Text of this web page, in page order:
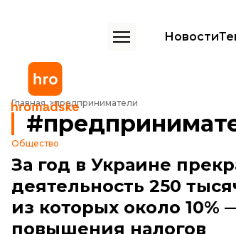
Новости
Главная предприниматели
Общество
За год в Украине
деятельность 250
из которых около 10%
повышения налогов